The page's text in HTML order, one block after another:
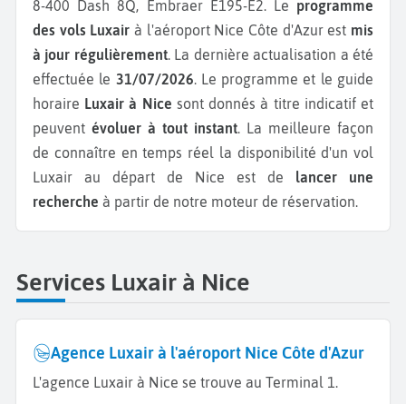
8-400 Dash 8Q, Embraer E195-E2. Le programme
des vols Luxair à l'aéroport Nice Côte d'Azur est mis
à jour régulièrement. La dernière actualisation a été
effectuée le 31/07/2026 . Le programme et le guide
horaire Luxair à Nice sont donnés à titre indicatif et
peuvent évoluer à tout instant . La meilleure façon
de connaître en temps réel la disponibilité d'un vol
Luxair au départ de Nice est de
lancer une
recherche à partir de notre moteur de réservation.
Services Luxair à Nice
Agence Luxair à l'aéroport Nice Côte d'Azur
L'agence Luxair à Nice se trouve au Terminal 1.